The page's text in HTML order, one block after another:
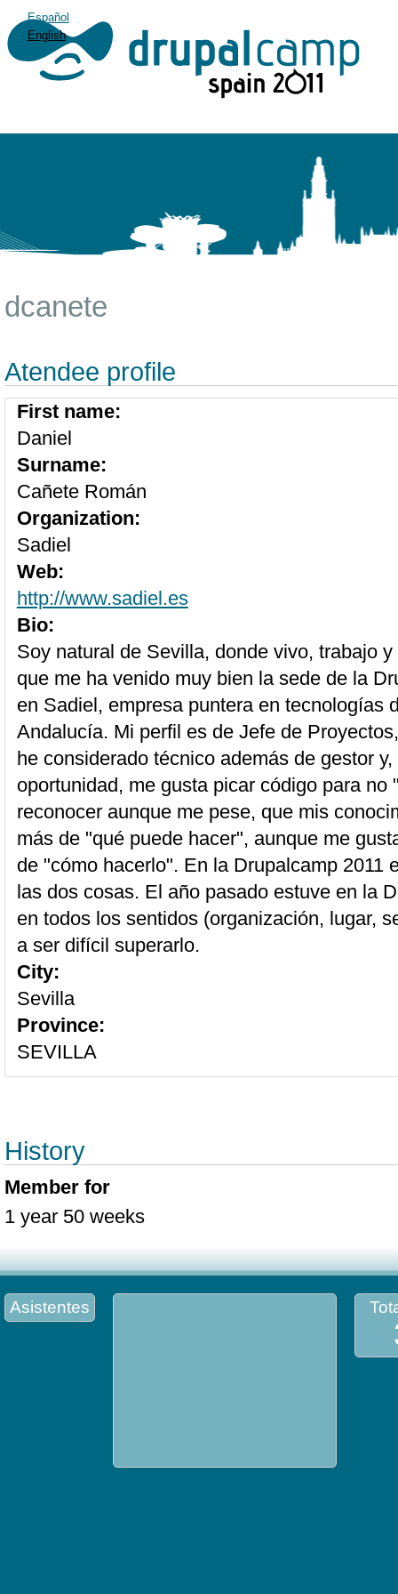
Español
English
dcanete
Atendee profile
First name:
Daniel
Surname:
Cañete Román
Organization:
Sadiel
Web:
http://www.sadiel.es
Bio:
Soy natural de Sevilla, donde vivo, trabajo
que me ha venido muy bien la sede de la
en Sadiel, empresa puntera en tecnologías
Andalucía. Mi perfil es de Jefe de
he considerado técnico además de gestor
oportunidad, me gusta picar código para no
reconocer aunque me pese, que mis
más de "qué puede hacer", aunque me
de "cómo hacerlo". En la Drupalcamp 2011
las dos cosas. El año pasado estuve en la
en todos los sentidos (organización, lugar,
a ser difícil superarlo.
City:
Sevilla
Province:
SEVILLA
History
Member for
1 year 50 weeks
Asistentes